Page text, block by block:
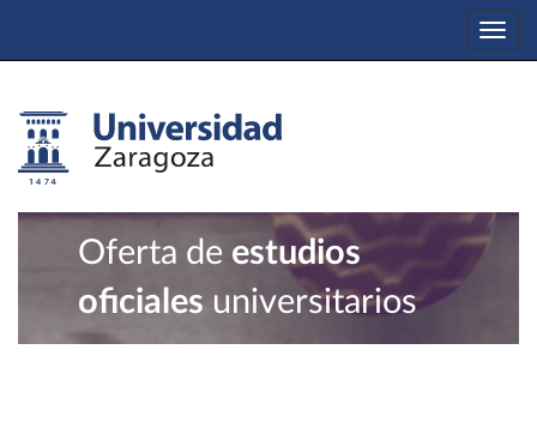
Oferta de estudios
oficiales universitarios